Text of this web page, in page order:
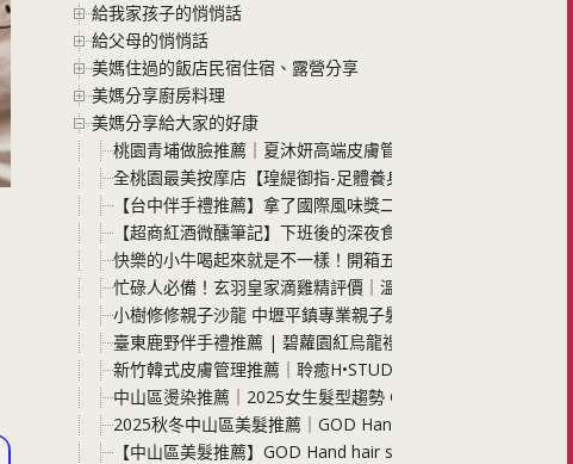
給我家孩子的悄悄話
給父母的悄悄話
美媽住過的飯店民宿住宿、露營分享
美媽分享廚房料理
美媽分享給大家的好康
桃園青埔做臉推薦｜夏沐妍高端皮膚管理中心．AI肌膚檢測＋
全桃園最美按摩店【瑝緹御指-足體養身會館(三民店)按摩調
【台中伴手禮推薦】拿了國際風味獎二星卻還在夜市擺攤！
【超商紅酒微醺筆記】下班後的深夜食堂 這兩支「紗莉那紅
快樂的小牛喝起來就是不一樣！開箱五梅鮮乳 單一牧場的純
忙碌人必備！玄羽皇家滴雞精評價｜溫柔補給全家元氣，告別
小樹修修親子沙龍 中壢平鎮專業親子髮廊，兒童剪髮、染護
臺東鹿野伴手禮推薦 | 碧蘿園紅烏龍禮盒開箱、花香風味設
新竹韓式皮膚管理推薦｜聆癒H•STUDIO：非侵入式液態皮
中山區燙染推薦｜2025女生髮型趨勢 GOD Hand hair salon
2025秋冬中山區美髮推薦｜GOD Hand hair salon：韓系鎖骨
【中山區美髮推薦】GOD Hand hair salon Taki店長 20年功